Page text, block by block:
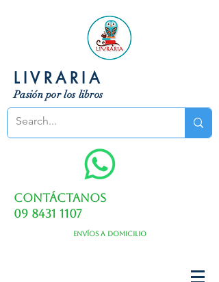
LIVRARIA
Pasión por los libros
Contáctanos
09 8431 1107
Envíos a domicilio